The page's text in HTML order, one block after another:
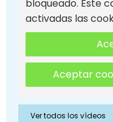
bloqueado. Este
activadas las
Aceptar
Ver todos los vídeos